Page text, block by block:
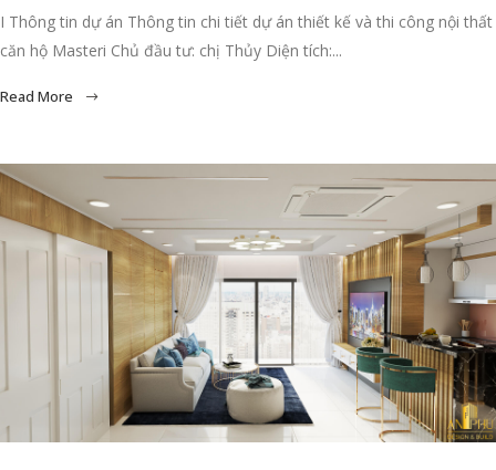
I Thông tin dự án Thông tin chi tiết dự án thiết kế và thi công nội thất
căn hộ Masteri Chủ đầu tư: chị Thủy Diện tích:...
Read More